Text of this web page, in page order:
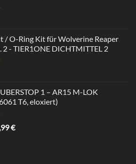
/ O-Ring Kit für Wolverine Reaper
2 - TIER1ONE DICHTMITTEL 2
1 – AR15 M-LOK
T6, eloxiert)
€Current